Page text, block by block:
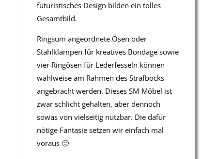
futuristisches Design bilden ein tolles
Gesamtbild.
Ringsum angeordnete Ösen oder
Stahlklampen für kreatives Bondage sowie
vier Ringösen für Lederfesseln können
wahlweise am Rahmen des Strafbocks
angebracht werden. Dieses SM-Möbel ist
zwar schlicht gehalten, aber dennoch
sowas von vielseitig nutzbar. Die dafür
nötige Fantasie setzen wir einfach mal
voraus 🙂